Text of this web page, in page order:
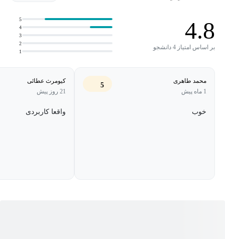
به گام با متدهای تولید نقشه های کاربردی در ArcGIS آشنا شود.
4.8
بر اساس امتیاز 4 دانشجو
1
2
3
4
5
محمد طاهری
1 ماه پیش
5
خوب
کیومرث عطائی
21 روز پیش
واقعا کاربردی